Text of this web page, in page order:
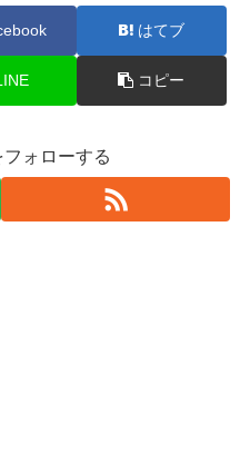
はてブ
コピー
ォローする